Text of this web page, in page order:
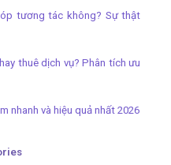
tương tác không? Sự thật
thuê dịch vụ? Phân tích ưu
nhanh và hiệu quả nhất 2026